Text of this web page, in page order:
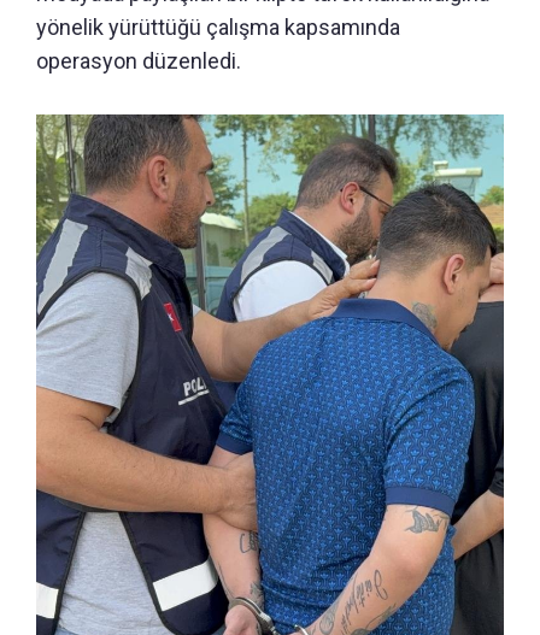
yönelik yürüttüğü çalışma kapsamında
operasyon düzenledi.